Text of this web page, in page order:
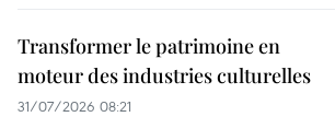
Transformer le patrimoine en
moteur des industries culturelles
31/07/2026 08:21